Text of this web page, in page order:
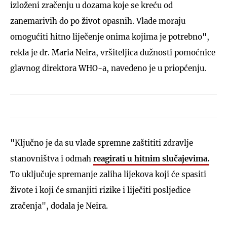
izloženi zračenju u dozama koje se kreću od
zanemarivih do po život opasnih. Vlade moraju
omogućiti hitno liječenje onima kojima je potrebno",
rekla je dr. Maria Neira, vršiteljica dužnosti pomoćnice
glavnog direktora WHO-a, navedeno je u priopćenju.
"Ključno je da su vlade spremne zaštititi zdravlje
stanovništva i odmah reagirati u hitnim slučajevima.
To uključuje spremanje zaliha lijekova koji će spasiti
živote i koji će smanjiti rizike i liječiti posljedice
zračenja", dodala je Neira.